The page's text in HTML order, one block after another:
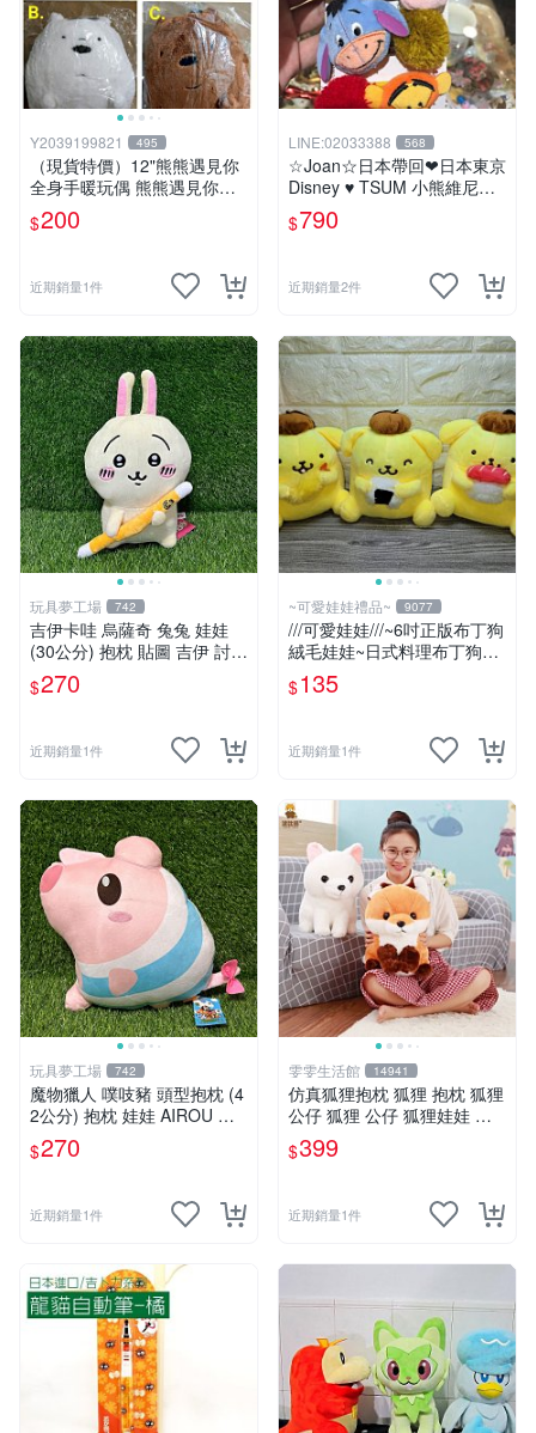
Y2039199821 495
（現貨特價）12"熊熊遇見你
全身手暖玩偶 熊熊遇見你暖
手枕 熊熊遇見你系列 熊熊遇
見你 暖手枕 玩偶 可愛 Q萌
$200
近期銷量1件
LINE:02033388 568
☆Joan☆日本帶回❤日本東京
Disney ♥ TSUM 小熊維尼系
列 ♥ 髮束/髮飾/髮圈/髮帶/綁
頭髮
$790
近期銷量2件
玩具夢工場 742
吉伊卡哇 烏薩奇 兔兔 娃娃
(30公分) 抱枕 貼圖 吉伊 討伐
棒 Chiikawa
$270
近期銷量1件
~可愛娃娃禮品~ 9077
///可愛娃娃///~6吋正版布丁狗
絨毛娃娃~日式料理布丁狗~
壽司~三角飯糰~炸蝦---約15
公分
$135
近期銷量1件
玩具夢工場 742
魔物獵人 噗吱豬 頭型抱枕 (4
2公分) 抱枕 娃娃 AIROU 艾
路 梅拉路 艾路貓
$270
近期銷量1件
雯雯生活館 14941
仿真狐狸抱枕 狐狸 抱枕 狐狸
公仔 狐狸 公仔 狐狸娃娃 狐
狸 娃娃 玩偶 玩具 聖誕節 生
日 情人節禮物禮品
$399
近期銷量1件